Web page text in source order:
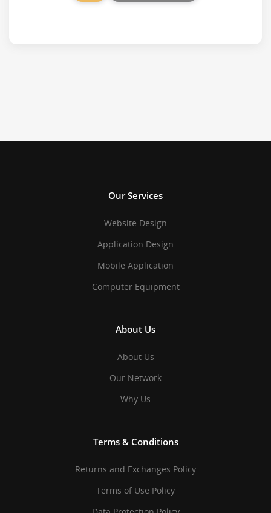
Our Services
Website Design
Application Design
Mobile Application
Computer Equipment
About Us
About Us
Our Network
Why Us
Terms & Conditions
Returns and Exchanges Policy
Terms of Use Policy